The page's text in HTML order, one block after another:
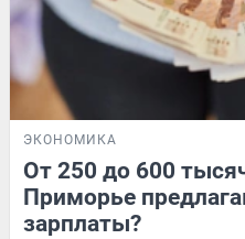
ЭКОНОМИКА
От 250 до 600
Приморье
зарплаты?